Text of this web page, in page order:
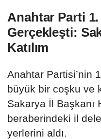
Anahtar Parti
Gerçekleşti:
Katılım
Anahtar Partisi’nin
büyük bir coşku ve
Sakarya İl Başkanı
beraberindeki il
yerlerini aldı.